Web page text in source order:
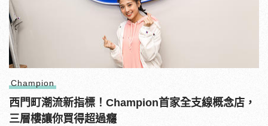
Champion
西門町潮流新指標！Champion首家全支線概念店，
三層樓讓你買得超過癮